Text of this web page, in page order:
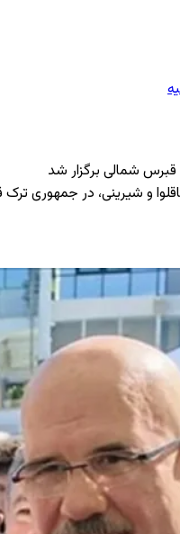
قبرس شمالی برگزار شد
و شیرینی، در جمهوری